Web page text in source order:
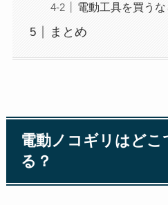
電動工具を買う
まとめ
電動ノコギリはどこ
る？